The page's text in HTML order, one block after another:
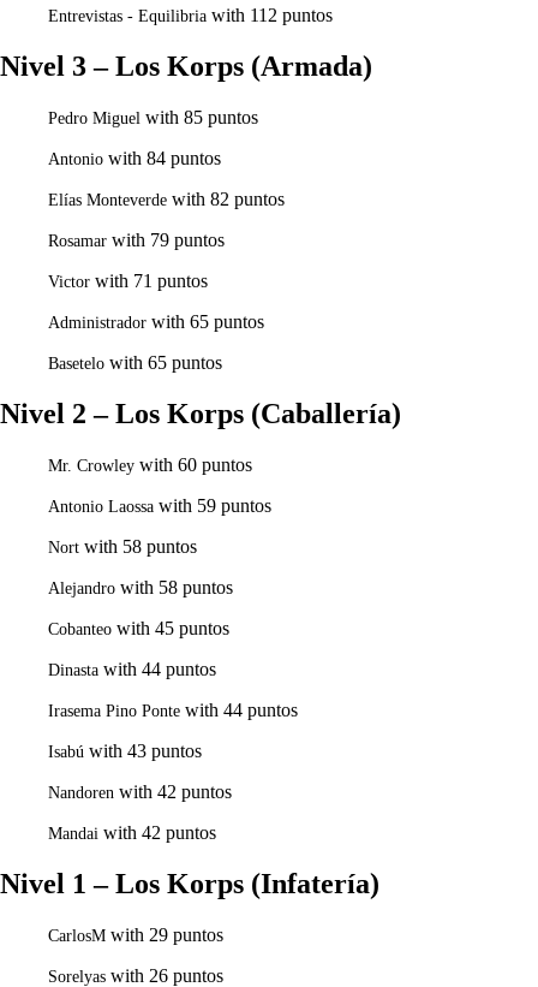
Entrevistas - Equilibria with 112 puntos
Nivel 3 – Los Korps (Armada)
Pedro Miguel with 85 puntos
Antonio with 84 puntos
Elías Monteverde with 82 puntos
Rosamar with 79 puntos
Victor with 71 puntos
Administrador with 65 puntos
Basetelo with 65 puntos
Nivel 2 – Los Korps (Caballería)
Mr. Crowley with 60 puntos
Antonio Laossa with 59 puntos
Nort with 58 puntos
Alejandro with 58 puntos
Cobanteo with 45 puntos
Dinasta with 44 puntos
Irasema Pino Ponte with 44 puntos
Isabú with 43 puntos
Nandoren with 42 puntos
Mandai with 42 puntos
Nivel 1 – Los Korps (Infatería)
CarlosM with 29 puntos
Sorelyas with 26 puntos